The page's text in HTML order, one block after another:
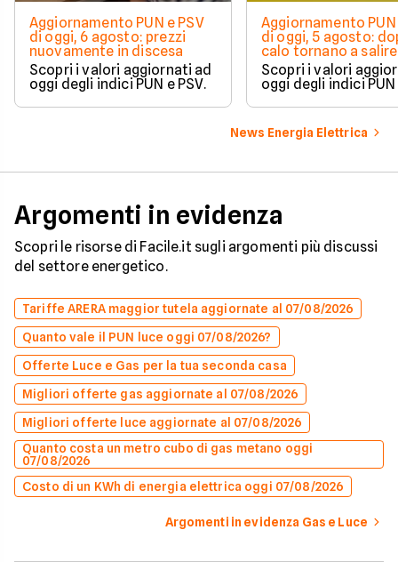
Aggiornamento PUN e PSV
di oggi, 6 agosto: prezzi
nuovamente in discesa
Scopri i valori aggiornati ad
oggi degli indici PUN e PSV.
Aggiornamento PUN
di oggi, 5 agosto:
calo tornano a
Scopri i valori
oggi degli indici PUN
News Energia Elettrica
Argomenti in evidenza
Scopri le risorse di Facile.it sugli argomenti più discussi
del settore energetico.
Tariffe ARERA maggior tutela aggiornate al 07/08/2026
Quanto vale il PUN luce oggi 07/08/2026?
Offerte Luce e Gas per la tua seconda casa
Migliori offerte gas aggiornate al 07/08/2026
Migliori offerte luce aggiornate al 07/08/2026
Quanto costa un metro cubo di gas metano oggi
07/08/2026
Costo di un KWh di energia elettrica oggi 07/08/2026
Argomenti in evidenza Gas e Luce